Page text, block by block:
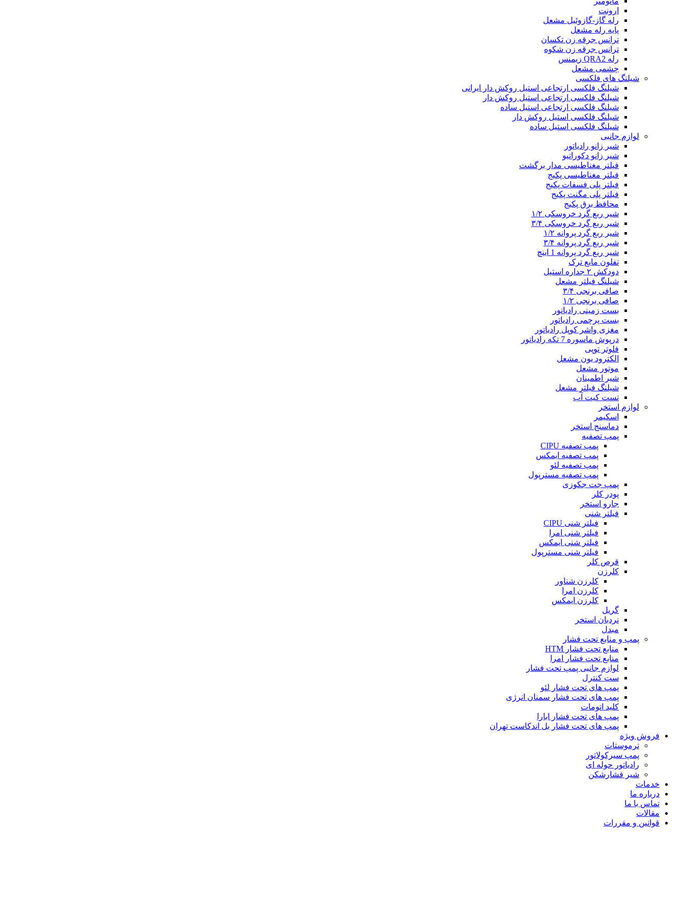
ارونت
رله گاز-گازوئیل مشعل
پایه رله مشعل
ترانس جرقه زن تکسان
ترانس جرقه زن شکوه
رله QRA2 زیمنس
چشمی مشعل
شیلنگ های فلکسی
شیلنگ فلکسی ارتجاعی استیل روکش دار ایرانی
شیلنگ فلکسی ارتجاعی استیل روکش دار
شیلنگ فلکسی ارتجاعی استیل ساده
شیلنگ فلکسی استیل روکش دار
شیلنگ فلکسی استیل ساده
لوازم جانبی
شیر زانو رادیاتور
شیر زانو دکوراتیو
فیلتر مغناطیسی مدار برگشت
فیلتر مغناطیسی پکیج
فیلتر پلی فسفات پکیج
فیلتر پلی مگنت پکیج
محافظ برق پکیج
شیر ربع گرد خروسکی ۱/۲
شیر ربع گرد خروسکی ۳/۴
شیر ربع گرد پروانه ۱/۲
شیر ربع گرد پروانه ۳/۴
شیر ربع گرد پروانه 1 اینچ
تفلون مایع ترک
دودکش ۲ جداره استیل
شیلنگ فیلتر مشعل
صافی برنجی ۳/۴
صافی برنجی ۱/۲
بست زمینی رادیاتور
بست پرچمی رادیاتور
مغزی واشر کوپل رادیاتور
درپوش ماسوره 7 تکه رادیاتور
فلوتر توپی
الکترود یون مشعل
موتور مشعل
شیر اطمینان
شیلنگ فیلتر مشعل
تست کیت آب
لوازم استخر
اسکیمر
دماسنج استخر
پمپ تصفیه
پمپ تصفیه CIPU
پمپ تصفیه ایمکس
پمپ تصفیه لئو
پمپ تصفیه مسترپول
پمپ جت جکوزی
پودر کلر
جارو استخر
فیلتر شنی
فیلتر شنی CIPU
فیلتر شنی امرا
فیلتر شنی ایمکس
فیلتر شنی مسترپول
قرص کلر
کلرزن
کلرزن شناور
کلرزن امرا
کلرزن ایمکس
گریل
نردبان استخر
مبدل
پمپ و منابع تحت فشار
منابع تحت فشار HTM‎
منابع تحت فشار امرا
لوازم جانبی پمپ تحت فشار
ست کنترل
پمپ های تحت فشار لئو
پمپ های تحت فشار سمنان انرژی
کلید اتومات
پمپ های تحت فشار ابارا
پمپ های تحت فشار بل اندکاست تهران
فروش ویژه
ترموستات
پمپ سیرکولاتور
رادیاتور حوله ای
شیر فشارشکن
خدمات
درباره ما
تماس با ما
مقالات
قوانین و مقررات